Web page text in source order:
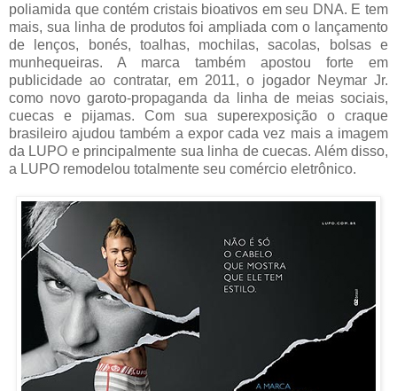
poliamida que contém cristais bioativos em seu DNA. E tem
mais, sua linha de produtos foi ampliada com o lançamento
de lenços, bonés, toalhas, mochilas, sacolas, bolsas e
munhequeiras. A marca também apostou forte em
publicidade ao contratar, em 2011, o jogador Neymar Jr.
como novo garoto-propaganda da linha de meias sociais,
cuecas e pijamas. Com sua superexposição o craque
brasileiro ajudou também a expor cada vez mais a imagem
da LUPO e principalmente sua linha de cuecas. Além disso,
a LUPO remodelou totalmente seu comércio eletrônico.